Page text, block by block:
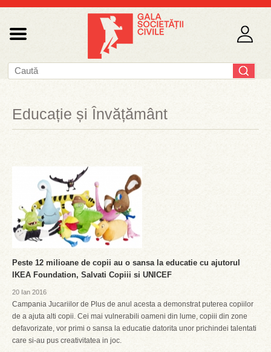
Educație și Învățământ
Peste 12 milioane de copii au o sansa la educatie cu ajutorul
IKEA Foundation, Salvati Copiii si UNICEF
20 Ian 2016
Campania Jucariilor de Plus de anul acesta a demonstrat puterea copiilor
de a ajuta alti copii. Cei mai vulnerabili oameni din lume, copiii din zone
defavorizate, vor primi o sansa la educatie datorita unor prichindei talentati
care si-au pus creativitatea in joc.